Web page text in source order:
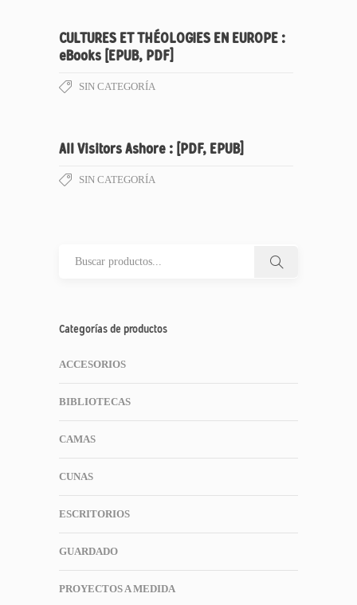
CULTURES ET THÉOLOGIES EN EUROPE :
eBooks [EPUB, PDF]
SIN CATEGORÍA
All Visitors Ashore : [PDF, EPUB]
SIN CATEGORÍA
Categorías de productos
ACCESORIOS
BIBLIOTECAS
CAMAS
CUNAS
ESCRITORIOS
GUARDADO
PROYECTOS A MEDIDA